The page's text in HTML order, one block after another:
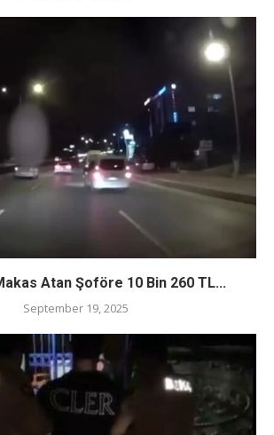
Atan Şoföre 10 Bin 260 TL...
September 19, 2025